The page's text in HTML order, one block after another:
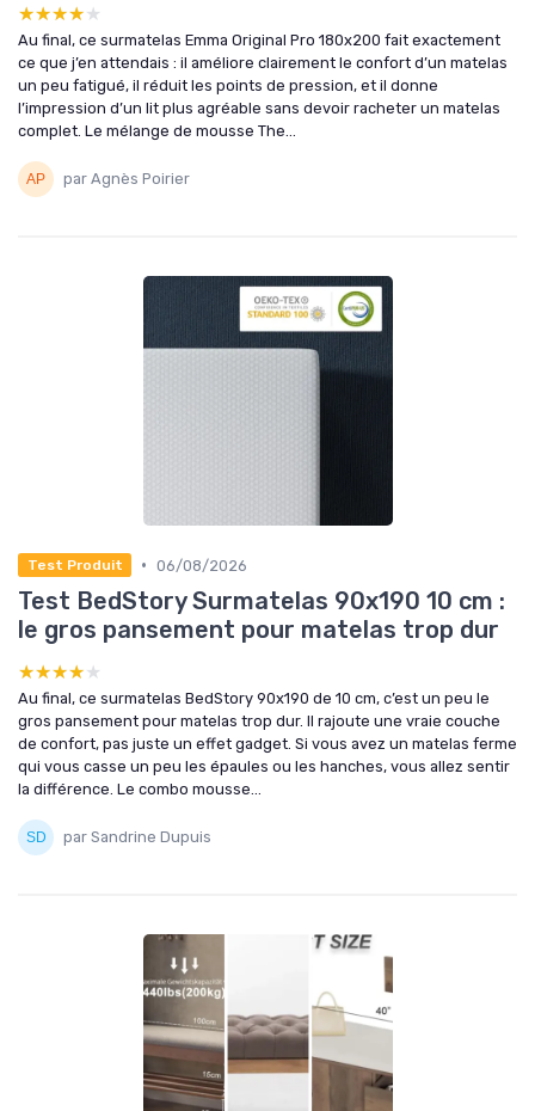
★★★★★
★★★★★
Au final, ce surmatelas Emma Original Pro 180x200 fait exactement
ce que j’en attendais : il améliore clairement le confort d’un matelas
un peu fatigué, il réduit les points de pression, et il donne
l’impression d’un lit plus agréable sans devoir racheter un matelas
complet. Le mélange de mousse The...
par Agnès Poirier
Test Produit • 06/08/2026
Test BedStory Surmatelas 90x190 10 cm :
le gros pansement pour matelas trop dur
★★★★★
★★★★★
Au final, ce surmatelas BedStory 90x190 de 10 cm, c’est un peu le
gros pansement pour matelas trop dur. Il rajoute une vraie couche
de confort, pas juste un effet gadget. Si vous avez un matelas ferme
qui vous casse un peu les épaules ou les hanches, vous allez sentir
la différence. Le combo mousse...
par Sandrine Dupuis